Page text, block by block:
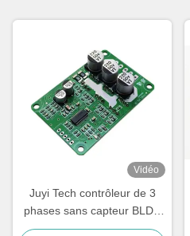
Vidéo
Juyi Tech contrôleur de 3
phases sans capteur BLDC
Motor Driver Board 10V-36V